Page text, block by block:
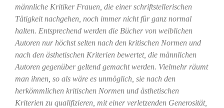
männliche Kritiker Frauen, die einer schriftstellerischen
Tätigkeit nachgehen, noch immer nicht für ganz normal
halten. Entsprechend werden die Bücher von weiblichen
Autoren nur höchst selten nach den kritischen Normen und
nach den ästhetischen Kriterien bewertet, die männlichen
Autoren gegenüber geltend gemacht werden. Vielmehr räumt
man ihnen, so als wäre es unmöglich, sie nach den
herkömmlichen kritischen Normen und ästhetischen
Kriterien zu qualifizieren, mit einer verletzenden Generosität,